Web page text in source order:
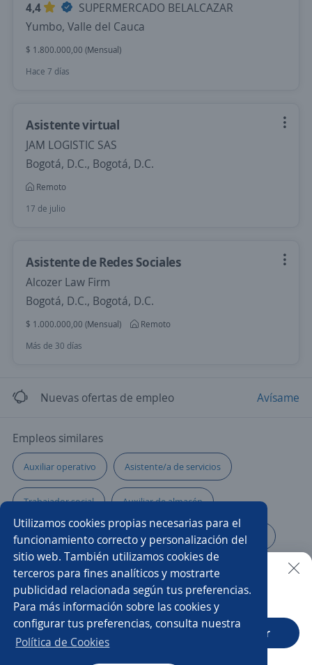
Utilizamos cookies propias necesarias para el
funcionamiento correcto y personalización del
sitio web. También utilizamos cookies de
terceros para fines analíticos y mostrarte
publicidad relacionada según tus preferencias.
Para más información sobre las cookies y
configurar tus preferencias, consulta nuestra
Política de Cookies
4,4
SUPERMERCADO BELALCAZAR
Yumbo, Valle del Cauca
$ 1.800.000,00 (Mensual)
Hace 7 días
Asistente virtual
JAM LOGISTIC SAS
Bogotá, D.C., Bogotá, D.C.
Remoto
17 de julio
Asistente de Redes Sociales
Alcozer Law Firm
Bogotá, D.C., Bogotá, D.C.
$ 1.000.000,00 (Mensual)
Remoto
Más de 30 días
Nuevas ofertas de empleo Avísame
Empleos similares
Auxiliar operativo Asistente/a de servicios
Trabajador social Auxiliar de almacén
Practicante de seguridad Auxiliar de mantenimiento
Auxiliar logística Auxiliar administrativo/a
Auxiliar de cocina Servicios generales
Camarero/a Auxiliar
Buscar es más fácil en la app
CT App Abrir